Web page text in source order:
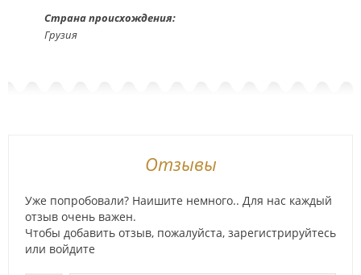
Страна происхождения:
Грузия
Отзывы
Уже попробовали? Наишите немного.. Для нас каждый
отзыв очень важен.
Чтобы добавить отзыв, пожалуйста, зарегистрируйтесь
или войдите